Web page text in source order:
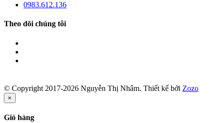
0983.612.136
Theo dõi chúng tôi
© Copyright 2017-2026 Nguyễn Thị Nhâm. Thiết kế bởi Zozo
×
Giỏ hàng